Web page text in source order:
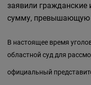
заявили
сумму, превышающую
В настоящее время
областной суд для
официальный